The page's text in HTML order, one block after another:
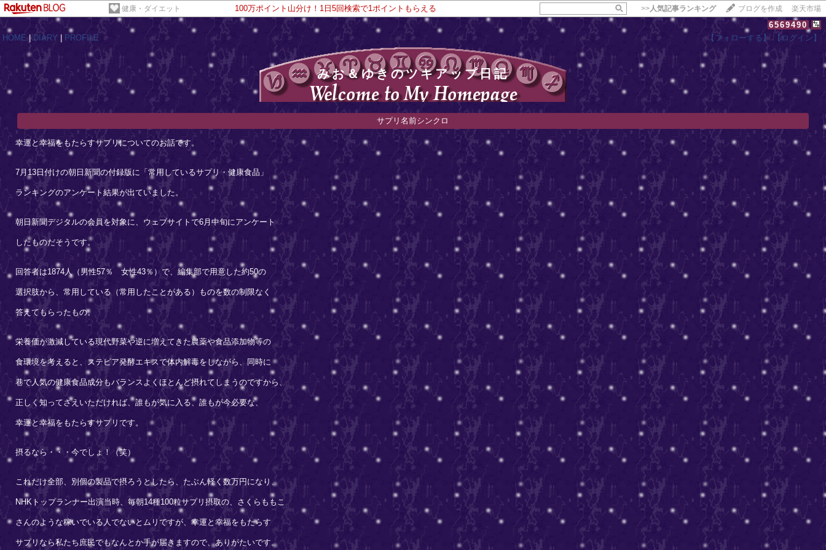
健康・ダイエット 100万ポイント山分け！1日5回検索で1ポイントもらえる >>人気記事ランキング ブログを作成 楽天市場
6569490
HOME | DIARY PROFILE 【フォローする】 【ログイン】
みお＆ゆきのツキアップ日記
サプリ名前シンクロ
幸運と幸福をもたらすサプリについてのお話です。
7月13日付けの朝日新聞の付録版に「常用しているサプリ・健康食品」
ランキングのアンケート結果が出ていました。
朝日新聞デジタルの会員を対象に、ウェブサイトで6月中旬にアンケート
したものだそうです。
回答者は1874人（男性57％ 女性43％）で、編集部で用意した約50の
選択肢から、常用している（常用したことがある）ものを数の制限なく
答えてもらったもの。
栄養価が激減している現代野菜や逆に増えてきた農薬や食品添加物等の
食環境を考えると、ステビア発酵エキスで体内解毒をしながら、同時に
巷で人気の健康食品成分もバランスよくほとんど摂れてしまうのですから、
正しく知ってさえいただければ、誰もが気に入る、誰もが今必要な、
幸運と幸福をもたらすサプリです。
摂るなら・・・今でしょ！（笑）
これだけ全部、別個の製品で摂ろうとしたら、たぶん軽く数万円になり、
NHKトップランナー出演当時、毎朝14種100粒サプリ摂取の、さくらももこ
さんのような稼いでいる人でないとムリですが、幸運と幸福をもたらす
サプリなら私たち庶民でもなんとか手が届きますので、ありがたいです。